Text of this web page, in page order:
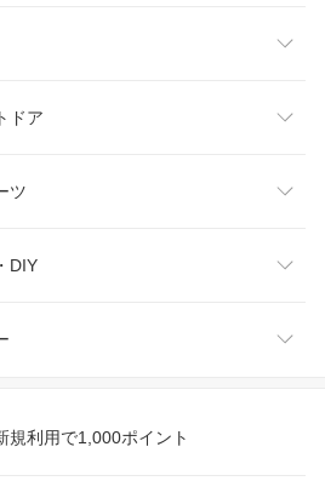
イトウェア
ンド雑貨
サリー
・介護
タニティ
カメラ
ブレット
ドア
ア
ツ
品
DIY
収納
規利用で1,000ポイント